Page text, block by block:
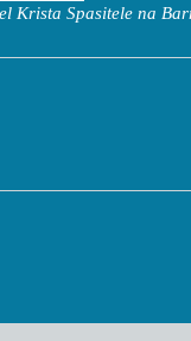
Krista Spasitele na